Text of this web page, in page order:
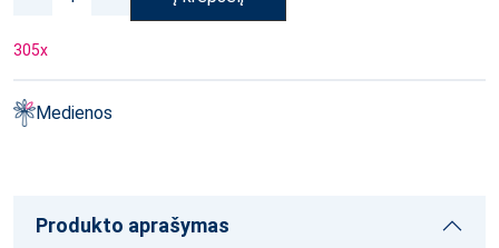
305x
Medienos
Produkto aprašymas